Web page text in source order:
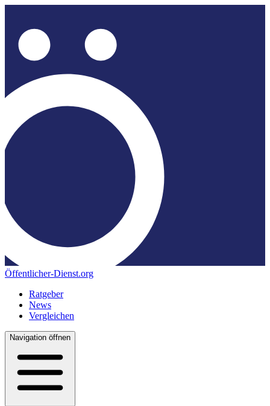
Öffentlicher-Dienst.org
Ratgeber
News
Vergleichen
Navigation öffnen